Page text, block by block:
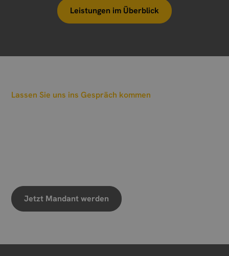
Leistungen im Überblick
Lassen Sie uns ins Gespräch kommen
Jetzt Mandant werden